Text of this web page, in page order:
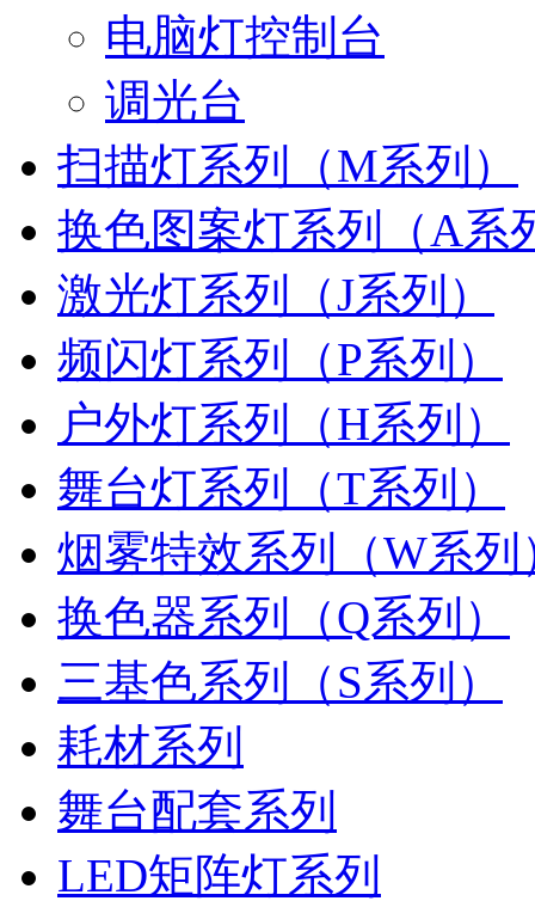
电脑灯控制台
调光台
扫描灯系列（M系列）
换色图案灯系列（A系
激光灯系列（J系列）
频闪灯系列（P系列）
户外灯系列（H系列）
舞台灯系列（T系列）
烟雾特效系列（W系列
换色器系列（Q系列）
三基色系列（S系列）
耗材系列
舞台配套系列
LED矩阵灯系列